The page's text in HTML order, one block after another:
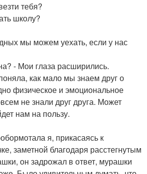
тебя?
школу?
мы можем уехать, если у нас
- Мои глаза расширились.
как мало мы знаем друг о
физическое и эмоциональное
не знали друг друга. Может
нам на пользу.
я, прикасаясь к
заметной благодаря расстегнутым
он задрожал в ответ, мурашки